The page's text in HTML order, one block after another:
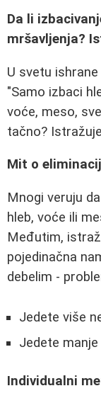
Da li
mršavljenja?
U svetu
"Samo izbaci
voće, meso,
tačno?
Mit o
Mnogi veruju
hleb, voće ili
Međutim,
pojedinačna
debelim -
Jedete više
Jedete
Individualni